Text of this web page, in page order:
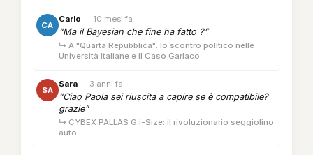
CA
Carlo · 10 mesi fa
“Ma il Bayesian che fine ha fatto ?”
↳ A "Quarta Repubblica": lo scontro politico nelle
Università italiane e il Caso Garlaco
SA
Sara · 3 anni fa
“Ciao Paola sei riuscita a capire se è compatibile?
grazie”
↳ CYBEX PALLAS G i-Size: il rivoluzionario seggiolino
auto